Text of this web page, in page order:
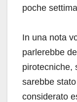
poche
In una nota
parlerebbe
pirotecniche,
sarebbe
considerato